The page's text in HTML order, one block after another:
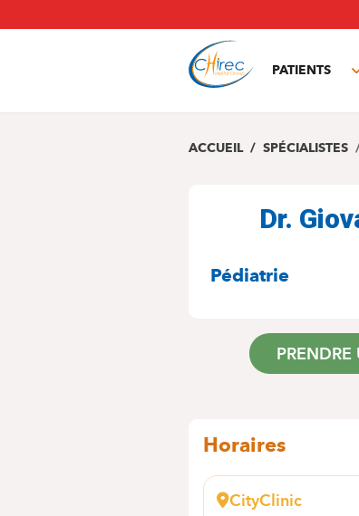
au
PATIENTS
ACCUEIL SPÉCIALISTES
Dr.
SPÉCIALITÉS
Pédiatrie
Horaires
CityClinic